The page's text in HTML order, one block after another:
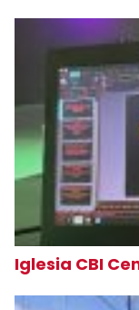
Iglesia CBI